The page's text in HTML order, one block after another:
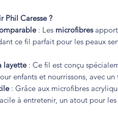
Phil Caresse ?
: Les microfibres
ce fil parfait pour les peaux
layette: Ce fil est conçu
enfants et nourrissons, avec
: Grâce aux microfibres
à entretenir, un atout pour